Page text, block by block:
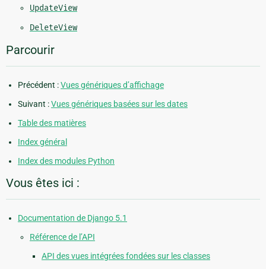
UpdateView
DeleteView
Parcourir
Précédent :Vues génériques d’affichage
Suivant :Vues génériques basées sur les dates
Table des matières
Index général
Index des modules Python
Vous êtes ici :
Documentation de Django 5.1
Référence de l’API
API des vues intégrées fondées sur les classes